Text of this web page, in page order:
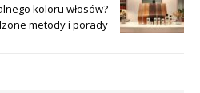
koloru włosów?
metody i porady